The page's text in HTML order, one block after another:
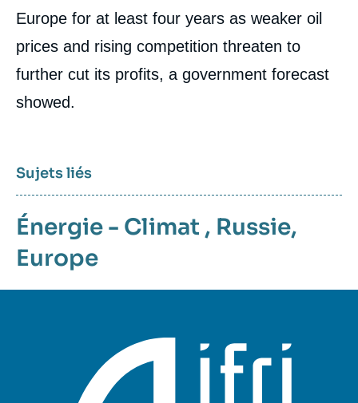
Europe for at least four years as weaker oil
prices and rising competition threaten to
further cut its profits, a government forecast
showed.
Sujets liés
Énergie - Climat , Russie,
Europe